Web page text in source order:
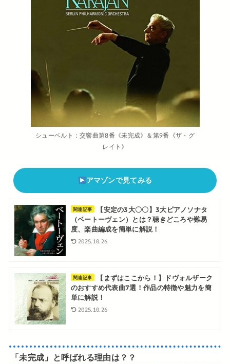
シューベルト：交響曲第8番《未完成》＆第9番《ザ・グ
レイト》
アマゾンで見てみる
関連記事
【安定の3大〇〇】3大ピアノソナタ
（ベートーヴェン）とは？聴きどころや難易
度、楽曲編成を簡単に解説！
2025.10.26
関連記事
【まずはここから！】ドヴォルザーク
のおすすめ代表曲7選！作品の特徴や魅力を簡
単に解説！
2025.10.26
「未完成」と呼ばれる理由は？？